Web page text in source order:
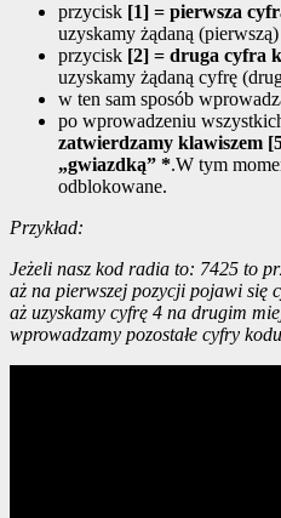
przycisk [1] = pierwsza
uzyskamy żądaną
przycisk [2] = druga cyfra
uzyskamy żądaną cyfrę
w ten sam sposób
po wprowadzeniu
zatwierdzamy klawiszem
„gwiazdką” *.W tym
odblokowane.
Przykład:
Jeżeli nasz kod radia to: 7425 to
aż na pierwszej pozycji pojawi się
aż uzyskamy cyfrę 4 na drugim
wprowadzamy pozostałe cyfry